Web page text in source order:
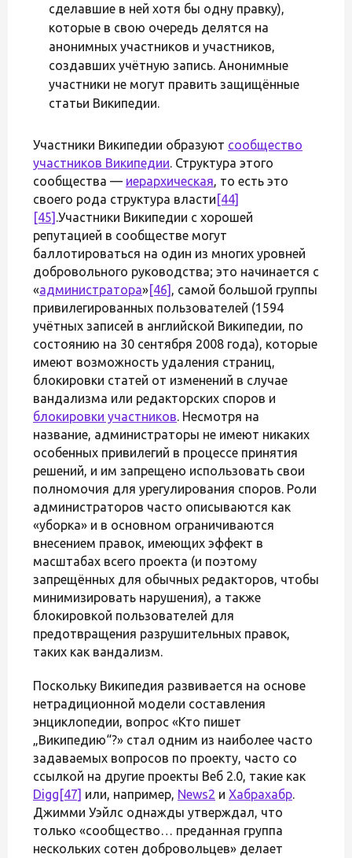
сделавшие в ней хотя бы одну правку),
которые в свою очередь делятся на
анонимных участников и участников,
создавших учётную запись. Анонимные
участники не могут править защищённые
статьи Википедии.
Участники Википедии образуют сообщество
участников Википедии. Структура этого
сообщества — иерархическая, то есть это
своего рода структура власти [44]
[45] .Участники Википедии с хорошей
репутацией в сообществе могут
баллотироваться на один из многих уровней
добровольного руководства; это начинается с
«администратора»[46] , самой большой группы
привилегированных пользователей (1594
учётных записей в английской Википедии, по
состоянию на 30 сентября 2008 года), которые
имеют возможность удаления страниц,
блокировки статей от изменений в случае
вандализма или редакторских споров и
блокировки участников. Несмотря на
название, администраторы не имеют никаких
особенных привилегий в процессе принятия
решений, и им запрещено использовать свои
полномочия для урегулирования споров. Роли
администраторов часто описываются как
«уборка» и в основном ограничиваются
внесением правок, имеющих эффект в
масштабах всего проекта (и поэтому
запрещённых для обычных редакторов, чтобы
минимизировать нарушения), а также
блокировкой пользователей для
предотвращения разрушительных правок,
таких как вандализм.
Поскольку Википедия развивается на основе
нетрадиционной модели составления
энциклопедии, вопрос «Кто пишет
„Википедию“?» стал одним из наиболее часто
задаваемых вопросов по проекту, часто со
ссылкой на другие проекты Веб 2.0, такие как
Digg [47] или, например, News2 и Хабрахабр.
Джимми Уэйлс однажды утверждал, что
только «сообщество… преданная группа
нескольких сотен добровольцев» делает